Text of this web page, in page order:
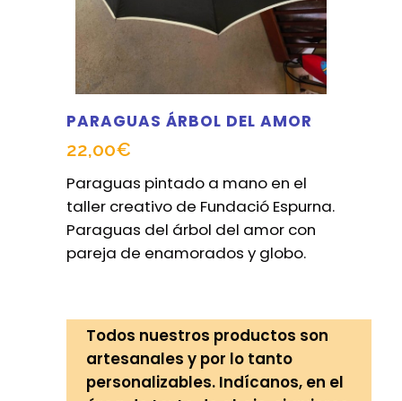
PARAGUAS ÁRBOL DEL AMOR
22,00€
Paraguas pintado a mano en el
taller creativo de Fundació Espurna.
Paraguas del árbol del amor con
pareja de enamorados y globo.
Todos nuestros productos son
artesanales y por lo tanto
personalizables. Indícanos, en el